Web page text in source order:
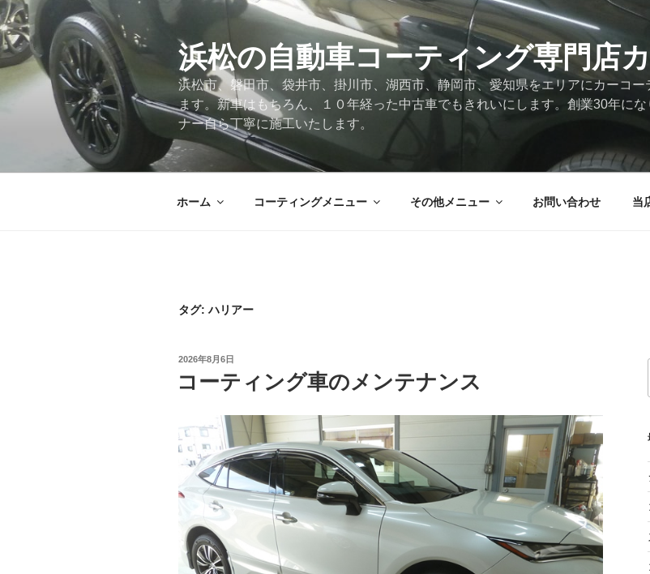
コ
ン
テ
ン
ツ
浜松の自動車コーティング専門店
浜松市、磐田市、袋井市、掛川市、湖西市、静岡市、愛知県をエリアにカーコ
ます。新車はもちろん、１０年経った中古車でもきれいにします。創業30年に
ナー自ら丁寧に施工いたします。
ホーム コーティングメニュー その他メニュー お問い合わせ 当
タグ:ハリアー
投
日:
2026年8月6日
コーティング車のメンテナンス